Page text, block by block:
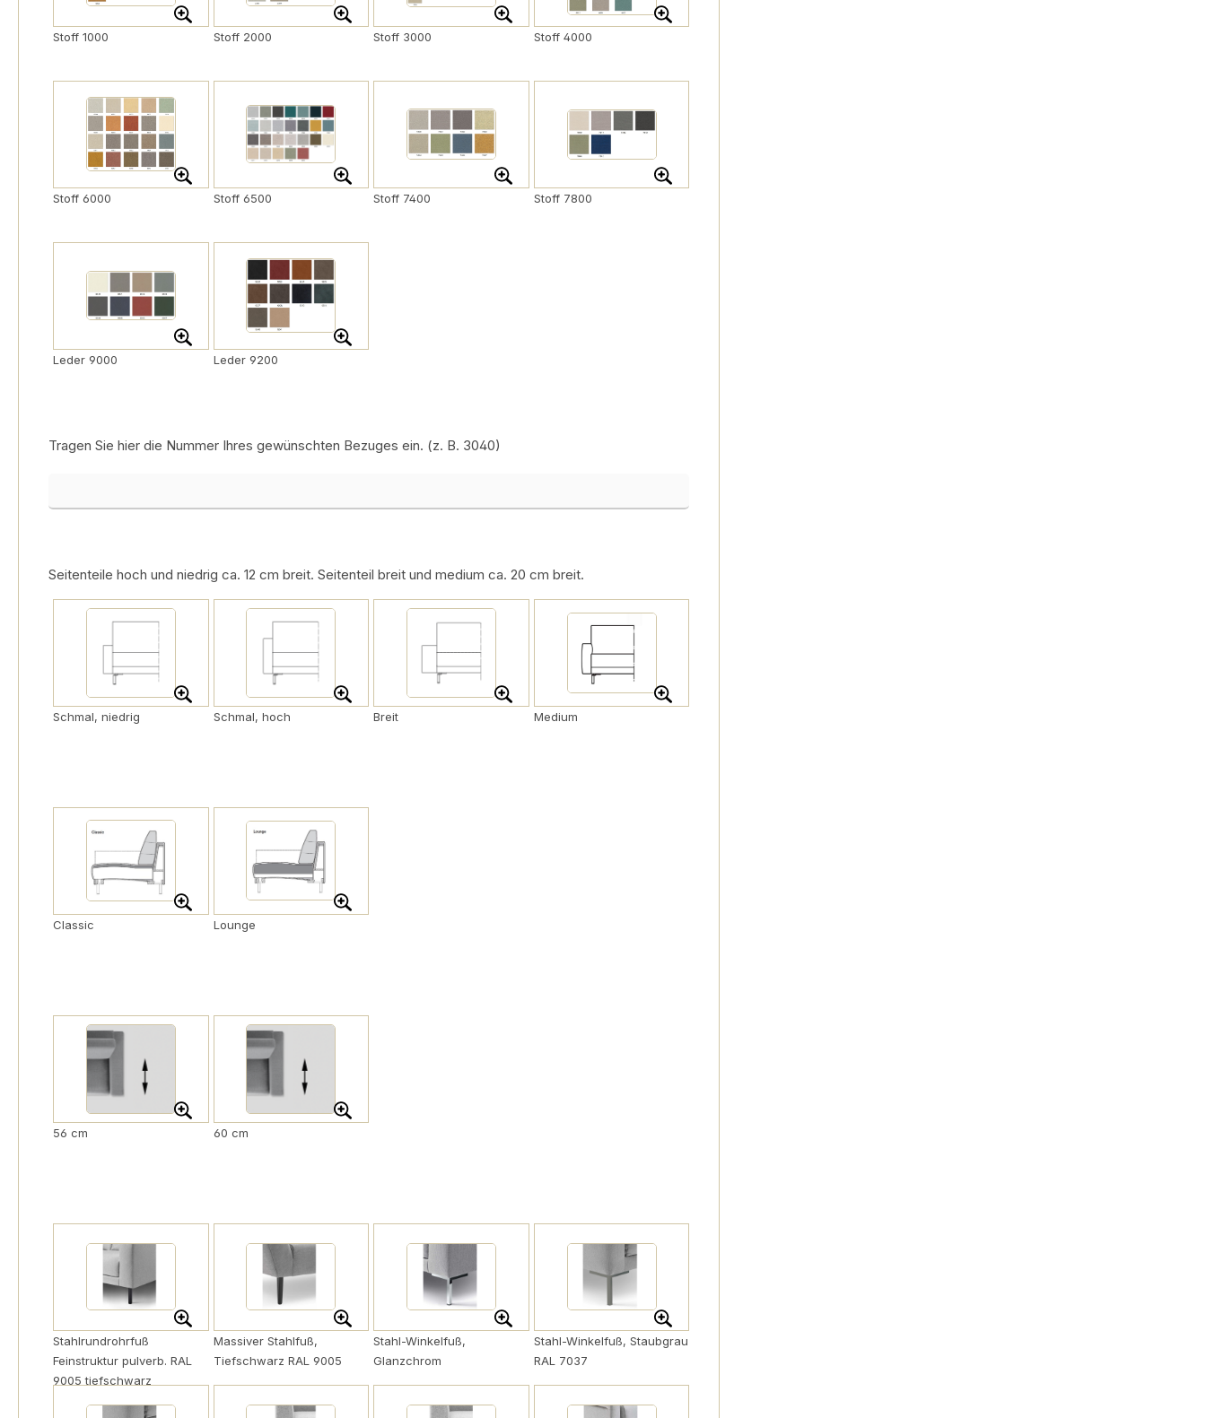
Stoff 1000 Stoff 2000 Stoff 3000 Stoff 4000
Stoff 6000 Stoff 6500 Stoff 7400 Stoff 7800
Leder 9000 Leder 9200
Tragen Sie hier die Nummer Ihres gewünschten Bezuges ein. (z. B. 3040)
Seitenteile hoch und niedrig ca. 12 cm breit. Seitenteil breit und medium ca. 20 cm breit.
Schmal, niedrig Schmal, hoch Breit Medium
Classic Lounge
56 cm 60 cm
Stahlrundrohrfuß
Feinstruktur pulverb. RAL
9005 tiefschwarz
Massiver Stahlfuß,
Tiefschwarz RAL 9005
Stahl-Winkelfuß,
Glanzchrom
Stahl-Winkelfuß, Staubgrau
RAL 7037